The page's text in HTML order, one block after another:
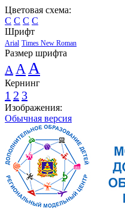
Цветовая схема:
C C C C
Шрифт
Arial Times New Roman
Размер шрифта
A A A
Кернинг
1 2 3
Изображения:
Обычная версия